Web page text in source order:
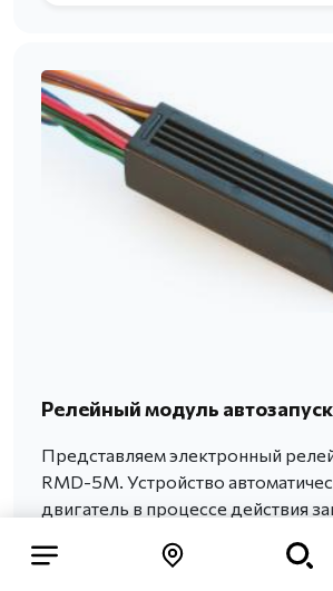
Релейный модуль
Представляем электронный
RMD-5M. Устройство
двигатель в процессе действия